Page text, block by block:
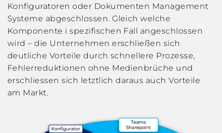
Konfiguratoren oder Dokumenten Management
Systeme abgeschlossen. Gleich welche
Komponente i spezifischen Fall angeschlossen
wird – die Unternehmen erschließen sich
deutliche Vorteile durch schnellere Prozesse,
Fehlerreduktionen ohne Medienbrüche und
erschliessen sich letztlich daraus auch Vorteile
am Markt.